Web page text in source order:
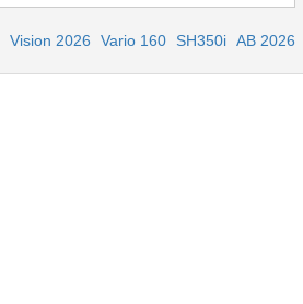
Vision 2026 Vario 160 SH350i AB 2026